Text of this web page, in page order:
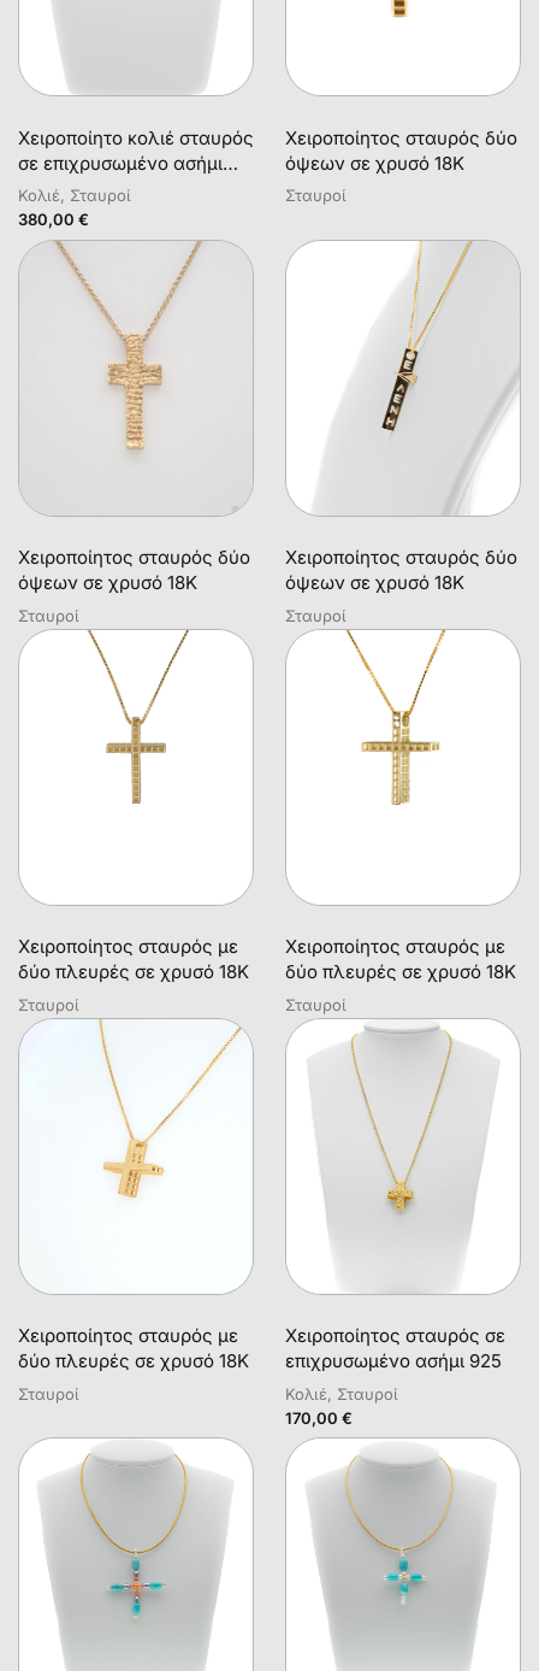
Χειροποίητο κολιέ σταυρός
σε επιχρυσωμένο ασήμι
925 με λευκά φυσικά
μαργαριτάρια και αιματίτη
Κολιέ, Σταυροί
380,00 €
Χειροποίητος σταυρός δύο
όψεων σε χρυσό 18Κ
Σταυροί
Χειροποίητος σταυρός δύο
όψεων σε χρυσό 18Κ
Σταυροί
Χειροποίητος σταυρός δύο
όψεων σε χρυσό 18Κ
Σταυροί
Χειροποίητος σταυρός με
δύο πλευρές σε χρυσό 18Κ
Σταυροί
Χειροποίητος σταυρός με
δύο πλευρές σε χρυσό 18Κ
Σταυροί
Χειροποίητος σταυρός με
δύο πλευρές σε χρυσό 18Κ
Σταυροί
Χειροποίητος σταυρός σε
επιχρυσωμένο ασήμι 925
Κολιέ, Σταυροί
170,00 €